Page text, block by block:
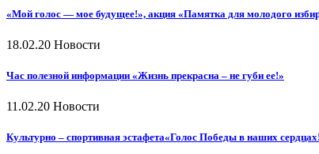
«Мой голос — мое будущее!», акция «Памятка для молодого
18.02.20 Новости
Час полезной информации «Жизнь прекрасна – не губи ее!»
11.02.20 Новости
Культурно – спортивная эстафета«Голос Победы в наших